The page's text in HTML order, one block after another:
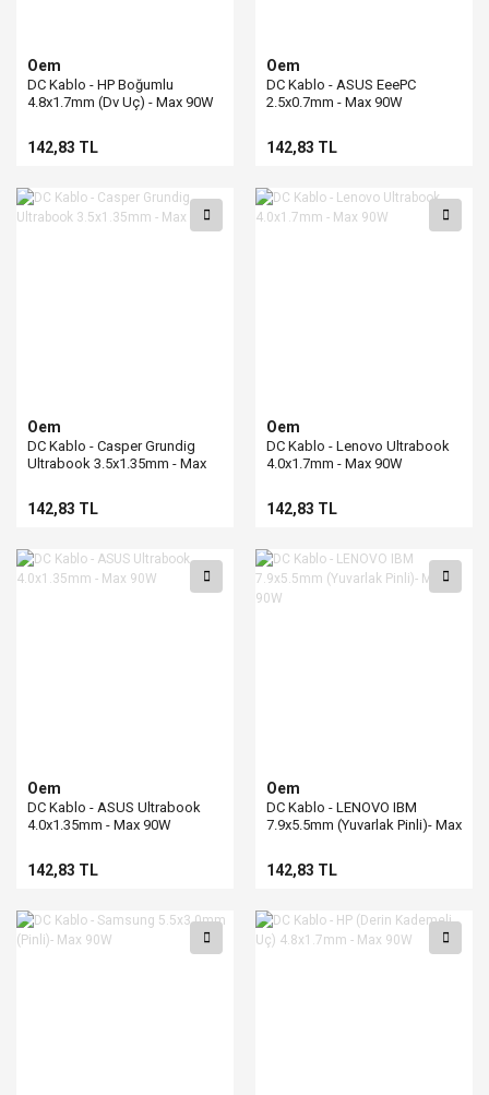
Oem
DC Kablo - HP Boğumlu
4.8x1.7mm (Dv Uç) - Max 90W
142,83 TL
Oem
DC Kablo - ASUS EeePC
2.5x0.7mm - Max 90W
142,83 TL
Oem
DC Kablo - Casper Grundig
Ultrabook 3.5x1.35mm - Max
142,83 TL
Oem
DC Kablo - Lenovo Ultrabook
4.0x1.7mm - Max 90W
142,83 TL
Oem
DC Kablo - ASUS Ultrabook
4.0x1.35mm - Max 90W
142,83 TL
Oem
DC Kablo - LENOVO IBM
7.9x5.5mm (Yuvarlak Pinli)- Max
142,83 TL